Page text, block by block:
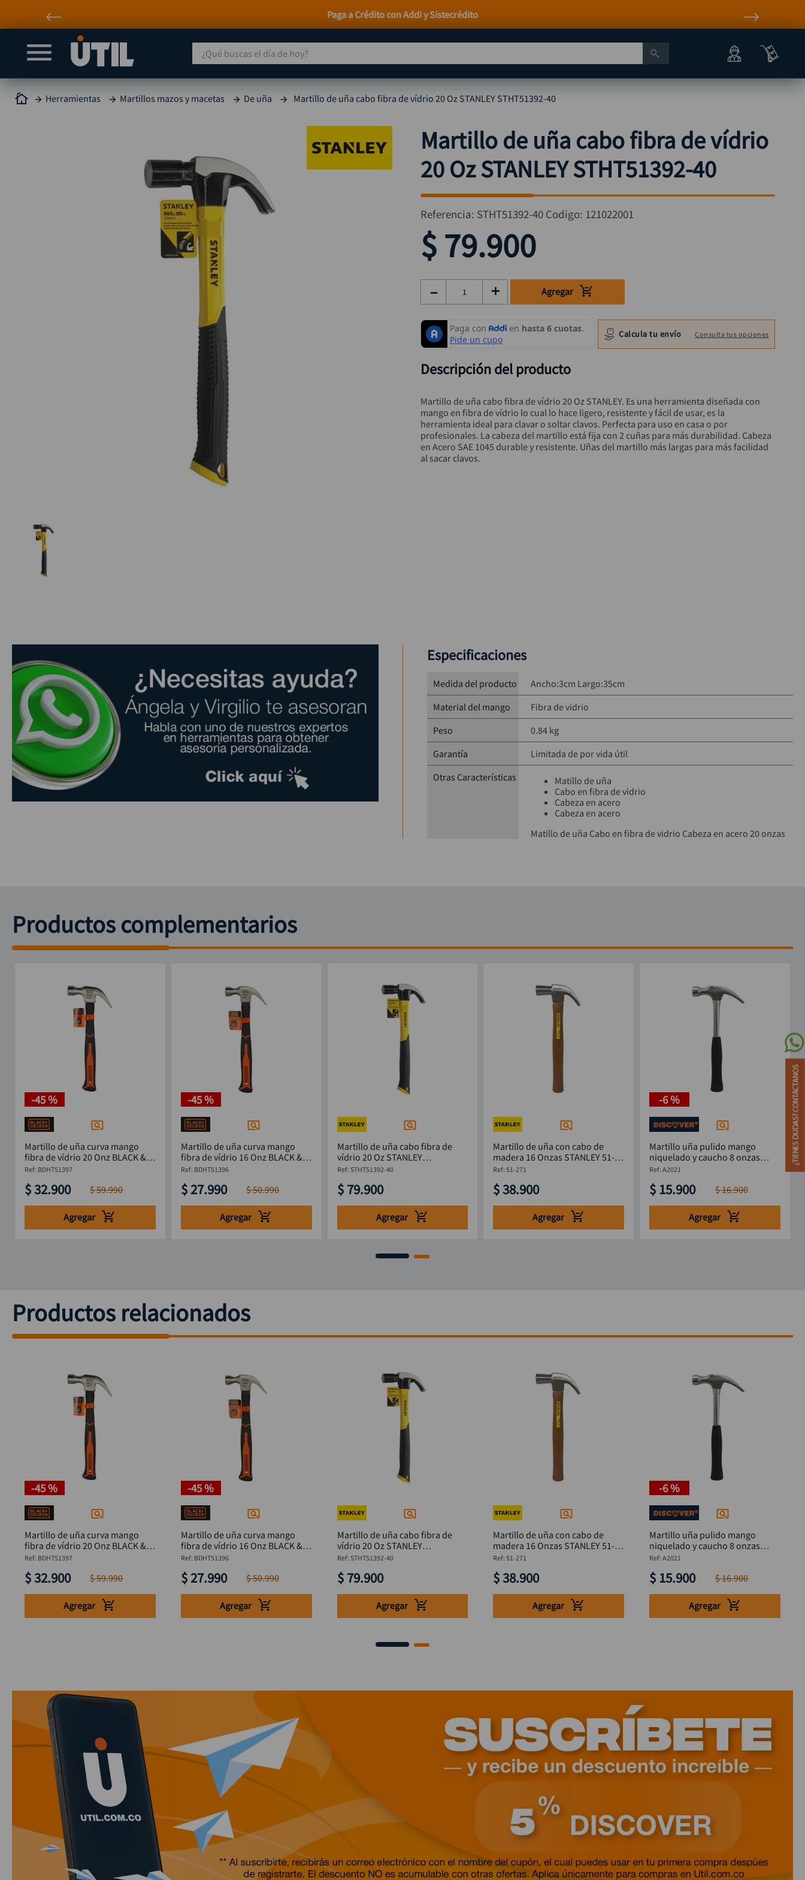
¿Qué buscas el día de hoy?
Herramientas Martillos mazos y macetas De uña Martillo de uña cabo fibra de vídrio 20 Oz STANLEY STHT51392-40
Martillo de uña cabo fibra de vídrio
20 Oz STANLEY STHT51392-40
Referencia: STHT51392-40 Codigo: 121022001
$ 79.900
＋
－ Agregar
Calcula tu envío Consulta tus opciones
Descripción del producto
Martillo de uña cabo fibra de vídrio 20 Oz STANLEY. Es una herramienta diseñada con
mango en fibra de vídrio lo cual lo hace ligero, resistente y fácil de usar, es la
herramienta ideal para clavar o soltar clavos. Perfecta para uso en casa o por
profesionales. La cabeza del martillo está fija con 2 cuñas para más durabilidad. Cabeza
en Acero SAE 1045 durable y resistente. Uñas del martillo más largas para más facilidad
al sacar clavos.
Especificaciones
Medida del producto
Ancho:3cm Largo:35cm
Material del mango
Fibra de vidrio
Peso
0.84 kg
Garantía
Limitada de por vida útil
Otras Características
Matillo de uña
Cabo en fibra de vidrio
Cabeza en acero
Cabeza en acero
Matillo de uña Cabo en fibra de vidrio Cabeza en acero 20 onzas
Productos complementarios
-45 %
Martillo de uña curva mango
fibra de vídrio 20 Onz BLACK &
DECKER BDHT51397
: BDHT51397
$32.900 $59.990
Agregar
-45 %
Martillo de uña curva mango
fibra de vídrio 16 Onz BLACK &
DECKER BDHT51396
: BDHT51396
$ 27.990 $50.990
Agregar
Martillo de uña cabo fibra de
vídrio 20 Oz STANLEY
STHT51392-40
: STHT51392-40
$ 79.900
Agregar
Martillo de uña con cabo de
madera 16 Onzas STANLEY 51-
271
:51-271
$38.900
Agregar
-6 %
Martillo uña pulido mango
niquelado y caucho 8 onzas
DISCOVER
:A2021
$ 15.900 $16.900
Agregar
Productos relacionados
-45 %
Martillo de uña curva mango
fibra de vídrio 20 Onz BLACK &
DECKER BDHT51397
: BDHT51397
$32.900 $59.990
Agregar
-45 %
Martillo de uña curva mango
fibra de vídrio 16 Onz BLACK &
DECKER BDHT51396
: BDHT51396
$ 27.990 $50.990
Agregar
Martillo de uña cabo fibra de
vídrio 20 Oz STANLEY
STHT51392-40
: STHT51392-40
$ 79.900
Agregar
Martillo de uña con cabo de
madera 16 Onzas STANLEY 51-
271
:51-271
$38.900
Agregar
-6 %
Martillo uña pulido mango
niquelado y caucho 8 onzas
DISCOVER
:A2021
$ 15.900 $16.900
Agregar
TÉRMINOS MÁS BUSCADOS
1. taladro
compresor